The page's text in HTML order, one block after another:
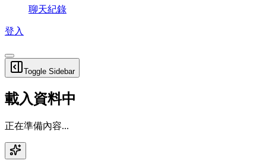
聊天紀錄
登入
Toggle Sidebar
載入資料中
正在準備內容...